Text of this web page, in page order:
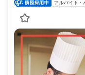
アルバイト・